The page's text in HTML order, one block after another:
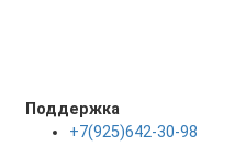
Поддержка
+7(925)642-30-98